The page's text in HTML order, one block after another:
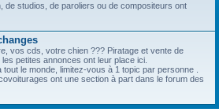
de studios, de paroliers ou de compositeurs ont
vos cds, votre chien ??? Piratage et vente de
petites annonces ont leur place ici.
le monde, limitez-vous à 1 topic par personne .
ont une section à part dans le forum des